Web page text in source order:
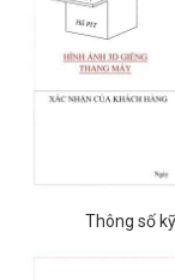
Thông số